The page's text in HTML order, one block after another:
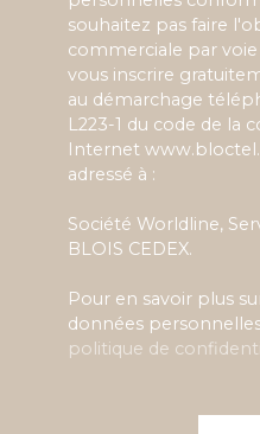
souhaitez pas faire
commerciale par
vous inscrire
au démarchage
L223-1 du code de la
Internet
adressé à :
Société Worldline,
BLOIS CEDEX.
Pour en savoir plus
données
politique de